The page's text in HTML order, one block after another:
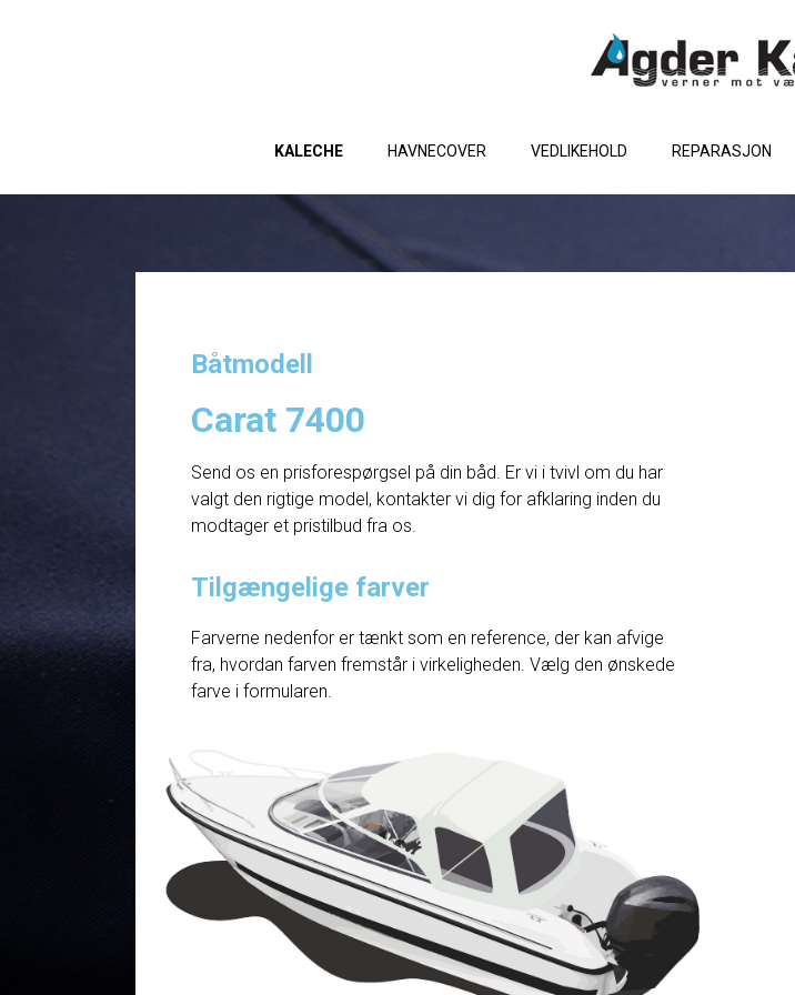
KALECHE HAVNECOVER VEDLIKEHOLD REPARASJON
Båtmodell
Carat 7400
Send os en prisforespørgsel på din båd. Er vi i tvivl om du har
valgt den rigtige model, kontakter vi dig for afklaring inden du
modtager et pristilbud fra os.
Tilgængelige farver
Farverne nedenfor er tænkt som en reference, der kan afvige
fra, hvordan farven fremstår i virkeligheden. Vælg den ønskede
farve i formularen.